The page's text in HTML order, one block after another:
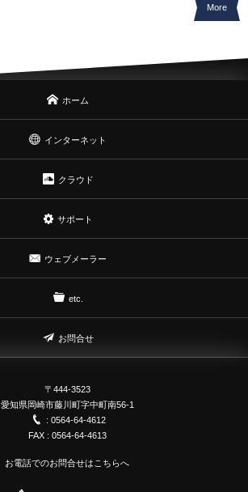
More
ホーム
インターネット
クラウド
サポート
ウェブメーラー
etc.
お問合せ
〒444-3523
愛知県岡崎市藤川町字中町南56-1
: 0564-64-4612
FAX : 0564-64-4613
お電話でのお問合せはこちらへ